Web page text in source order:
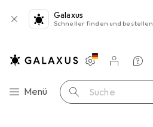
Galaxus
Schneller finden und bestellen
Navigation nach Kategorien
Menü Suche
Einstellungen
Kundenkonto
Vergleichslisten
Merklisten
Warenkorb